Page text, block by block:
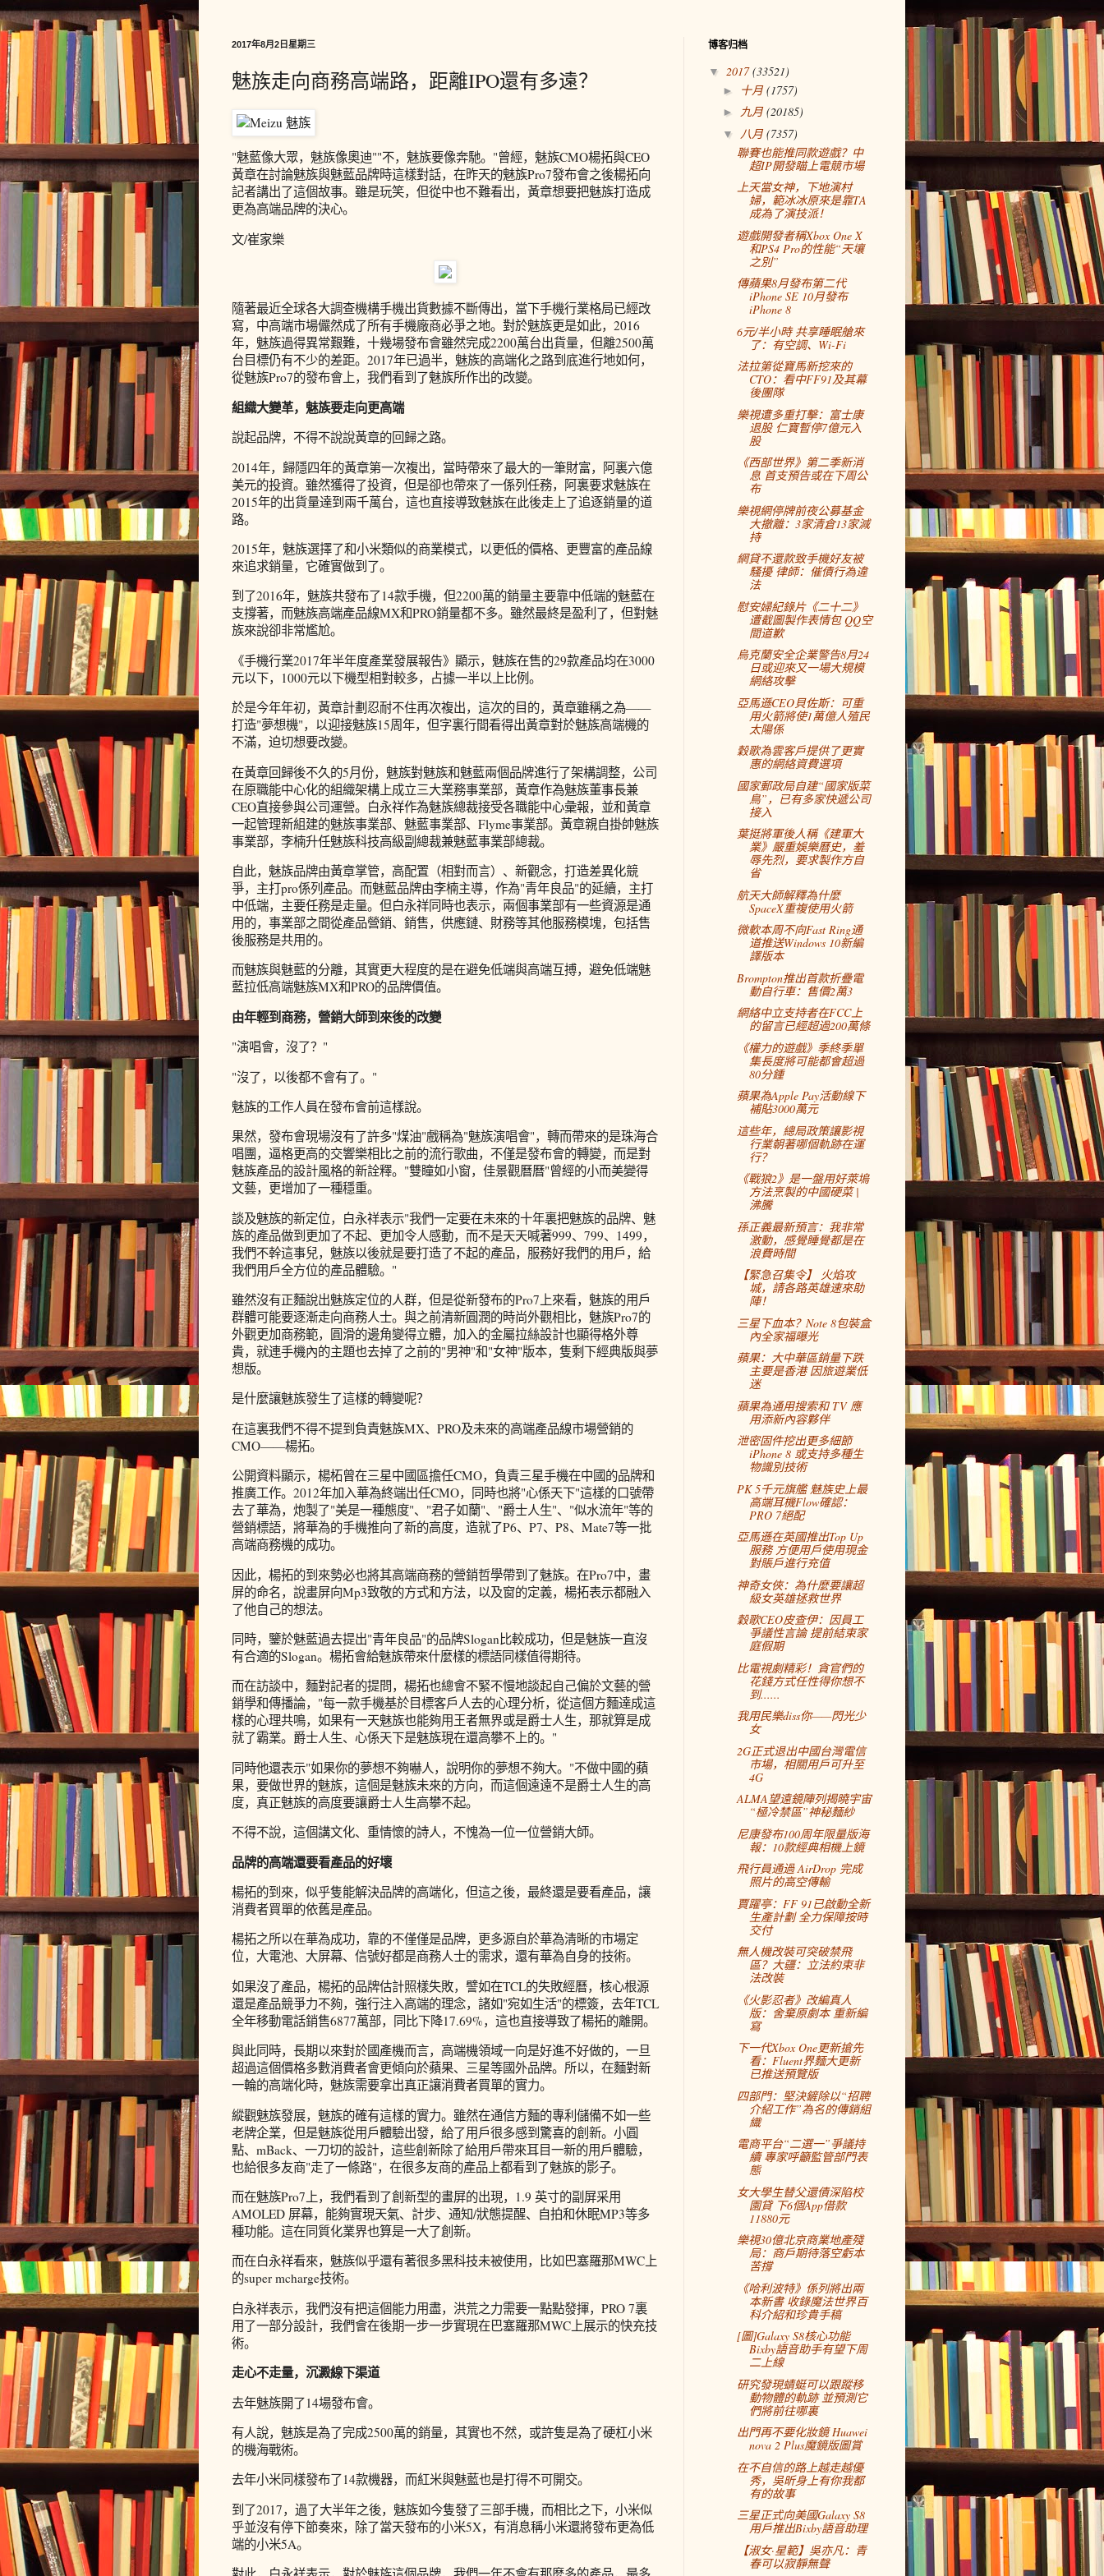
2017年8月2日星期三
魅族走向商務高端路，距離IPO還有多遠？
"魅藍像大眾，魅族像奧迪""不，魅族要像奔馳。"曾經，魅族CMO楊拓與CEO
黃章在討論魅族與魅藍品牌時這樣對話，在昨天的魅族Pro7發布會之後楊拓向
記者講出了這個故事。雖是玩笑，但從中也不難看出，黃章想要把魅族打造成
更為高端品牌的決心。
文/崔家樂
隨著最近全球各大調查機構手機出貨數據不斷傳出，當下手機行業格局已經改
寫，中高端市場儼然成了所有手機廠商必爭之地。對於魅族更是如此，2016
年，魅族過得異常艱難，十幾場發布會雖然完成2200萬台出貨量，但離2500萬
台目標仍有不少的差距。2017年已過半，魅族的高端化之路到底進行地如何，
從魅族Pro7的發布會上，我們看到了魅族所作出的改變。
組織大變革，魅族要走向更高端
說起品牌，不得不說說黃章的回歸之路。
2014年，歸隱四年的黃章第一次複出，當時帶來了最大的一筆財富，阿裏六億
美元的投資。雖然獲得了投資，但是卻也帶來了一係列任務，阿裏要求魅族在
2015年的出貨量達到兩千萬台，這也直接導致魅族在此後走上了追逐銷量的道
路。
2015年，魅族選擇了和小米類似的商業模式，以更低的價格、更豐富的產品線
來追求銷量，它確實做到了。
到了2016年，魅族共發布了14款手機，但2200萬的銷量主要靠中低端的魅藍在
支撐著，而魅族高端產品線MX和PRO銷量都不多。雖然最終是盈利了，但對魅
族來說卻非常尷尬。
《手機行業2017年半年度產業發展報告》顯示，魅族在售的29款產品均在3000
元以下，1000元以下機型相對較多，占據一半以上比例。
於是今年年初，黃章計劃忍耐不住再次複出，這次的目的，黃章雖稱之為——
打造"夢想機"，以迎接魅族15周年，但字裏行間看得出黃章對於魅族高端機的
不滿，迫切想要改變。
在黃章回歸後不久的5月份，魅族對魅族和魅藍兩個品牌進行了架構調整，公司
在原職能中心化的組織架構上成立三大業務事業部，黃章作為魅族董事長兼
CEO直接參與公司運營。白永祥作為魅族總裁接受各職能中心彙報，並和黃章
一起管理新組建的魅族事業部、魅藍事業部、Flyme事業部。黃章親自掛帥魅族
事業部，李楠升任魅族科技高級副總裁兼魅藍事業部總裁。
自此，魅族品牌由黃章掌管，高配置（相對而言）、新觀念，打造差異化競
爭，主打pro係列產品。而魅藍品牌由李楠主導，作為"青年良品"的延續，主打
中低端，主要任務是走量。但白永祥同時也表示，兩個事業部有一些資源是通
用的，事業部之間從產品營銷、銷售，供應鏈、財務等其他服務模塊，包括售
後服務是共用的。
而魅族與魅藍的分離，其實更大程度的是在避免低端與高端互搏，避免低端魅
藍拉低高端魅族MX和PRO的品牌價值。
由年輕到商務，營銷大師到來後的改變
"演唱會，沒了？"
"沒了，以後都不會有了。"
魅族的工作人員在發布會前這樣說。
果然，發布會現場沒有了許多"煤油"戲稱為"魅族演唱會"，轉而帶來的是珠海合
唱團，逼格更高的交響樂相比之前的流行歌曲，不僅是發布會的轉變，而是對
魅族產品的設計風格的新詮釋。"雙瞳如小窗，佳景觀曆曆"曾經的小而美變得
文藝，更增加了一種穩重。
談及魅族的新定位，白永祥表示"我們一定要在未來的十年裏把魅族的品牌、魅
族的產品做到更加了不起、更加令人感動，而不是天天喊著999、799、1499，
我們不幹這事兒，魅族以後就是要打造了不起的產品，服務好我們的用戶，給
我們用戶全方位的產品體驗。"
雖然沒有正麵說出魅族定位的人群，但是從新發布的Pro7上來看，魅族的用戶
群體可能要逐漸走向商務人士。與之前清新圓潤的時尚外觀相比，魅族Pro7的
外觀更加商務範，圓滑的邊角變得立體，加入的金屬拉絲設計也顯得格外尊
貴，就連手機內的主題也去掉了之前的"男神"和"女神"版本，隻剩下經典版與夢
想版。
是什麼讓魅族發生了這樣的轉變呢？
在這裏我們不得不提到負責魅族MX、PRO及未來的高端產品線市場營銷的
CMO——楊拓。
公開資料顯示，楊柘曾在三星中國區擔任CMO，負責三星手機在中國的品牌和
推廣工作。2012年加入華為終端出任CMO，同時也將"心係天下"這樣的口號帶
去了華為，炮製了"美是一種態度"、"君子如蘭"、"爵士人生"、"似水流年"等的
營銷標語，將華為的手機推向了新的高度，造就了P6、P7、P8、Mate7等一批
高端商務機的成功。
因此，楊拓的到來勢必也將其高端商務的營銷哲學帶到了魅族。在Pro7中，畫
屏的命名，說畫屏向Mp3致敬的方式和方法，以及窗的定義，楊拓表示都融入
了他自己的想法。
同時，鑒於魅藍過去提出"青年良品"的品牌Slogan比較成功，但是魅族一直沒
有合適的Slogan。楊拓會給魅族帶來什麼樣的標語同樣值得期待。
而在訪談中，麵對記者的提問，楊拓也總會不緊不慢地談起自己偏於文藝的營
銷學和傳播論，"每一款手機基於目標客戶人去的心理分析，從這個方麵達成這
樣的心理共鳴，如果有一天魅族也能夠用王者無界或是爵士人生，那就算是成
就了霸業。爵士人生、心係天下是魅族現在還高攀不上的。"
同時他還表示"如果你的夢想不夠嚇人，說明你的夢想不夠大。"不做中國的蘋
果，要做世界的魅族，這個是魅族未來的方向，而這個遠遠不是爵士人生的高
度，真正魅族的高度要讓爵士人生高攀不起。
不得不說，這個講文化、重情懷的詩人，不愧為一位一位營銷大師。
品牌的高端還要看產品的好壞
楊拓的到來，似乎隻能解決品牌的高端化，但這之後，最終還是要看產品，讓
消費者買單的依舊是產品。
楊拓之所以在華為成功，靠的不僅僅是品牌，更多源自於華為清晰的市場定
位，大電池、大屏幕、信號好都是商務人士的需求，還有華為自身的技術。
如果沒了產品，楊拓的品牌估計照樣失敗，譬如在TCL的失敗經曆，核心根源
還是產品競爭力不夠，強行注入高端的理念，諸如"宛如生活"的標簽，去年TCL
全年移動電話銷售6877萬部，同比下降17.69%，這也直接導致了楊拓的離開。
與此同時，長期以來對於國產機而言，高端機領域一向是好進不好做的，一旦
超過這個價格多數消費者會更傾向於蘋果、三星等國外品牌。所以，在麵對新
一輪的高端化時，魅族需要拿出真正讓消費者買單的實力。
縱觀魅族發展，魅族的確有這樣的實力。雖然在通信方麵的專利儲備不如一些
老牌企業，但是魅族從用戶體驗出發，給了用戶很多感到驚喜的創新。小圓
點、mBack、一刀切的設計，這些創新除了給用戶帶來耳目一新的用戶體驗，
也給很多友商"走了一條路"，在很多友商的產品上都看到了魅族的影子。
而在魅族Pro7上，我們看到了創新型的畫屏的出現，1.9 英寸的副屏采用
AMOLED 屏幕，能夠實現天氣、計步、通知/狀態提醒、自拍和休眠MP3等多
種功能。這在同質化業界也算是一大了創新。
而在白永祥看來，魅族似乎還有著很多黑科技未被使用，比如巴塞羅那MWC上
的super mcharge技術。
白永祥表示，我們沒有把這個能力用盡，洪荒之力需要一點點發揮，PRO 7裏
用了一部分設計，我們會在後期一步一步實現在巴塞羅那MWC上展示的快充技
術。
走心不走量，沉澱線下渠道
去年魅族開了14場發布會。
有人說，魅族是為了完成2500萬的銷量，其實也不然，或許隻是為了硬杠小米
的機海戰術。
去年小米同樣發布了14款機器，而紅米與魅藍也是打得不可開交。
到了2017，過了大半年之後，魅族如今隻發了三部手機，而相比之下，小米似
乎並沒有停下節奏來，除了當天發布的小米5X，有消息稱小米還將發布更為低
端的小米5A。
博客归档
▼ 2017(33521)
► 十月(1757)
► 九月(20185)
▼ 八月(7357)
聯賽也能推同款遊戲？中
超IP開發瞄上電競市場
上天當女神，下地演村
婦，範冰冰原來是靠TA
成為了演技派！
遊戲開發者稱Xbox One X
和PS4 Pro的性能“天壤
之別”
傳蘋果8月發布第二代
iPhone SE 10月發布
iPhone 8
6元/半小時 共享睡眠艙來
了：有空調、Wi-Fi
法拉第從寶馬新挖來的
CTO：看中FF91及其幕
後團隊
樂視遭多重打擊：富士康
退股 仁寶暫停7億元入
股
《西部世界》第二季新消
息 首支預告或在下周公
布
樂視網停牌前夜公募基金
大撤離：3家清倉13家減
持
網貸不還款致手機好友被
騷擾 律師：催債行為違
法
慰安婦紀錄片《二十二》
遭截圖製作表情包 QQ空
間道歉
烏克蘭安全企業警告8月24
日或迎來又一場大規模
網絡攻擊
亞馬遜CEO貝佐斯：可重
用火箭將使1萬億人殖民
太陽係
穀歌為雲客戶提供了更實
惠的網絡資費選項
國家郵政局自建“國家版菜
鳥”，已有多家快遞公司
接入
葉挺將軍後人稱《建軍大
業》嚴重娛樂曆史，羞
辱先烈，要求製作方自
省
航天大師解釋為什麼
SpaceX重複使用火箭
微軟本周不向Fast Ring通
道推送Windows 10新編
譯版本
Brompton推出首款折疊電
動自行車：售價2萬3
網絡中立支持者在FCC上
的留言已經超過200萬條
《權力的遊戲》季終季單
集長度將可能都會超過
80分鍾
蘋果為Apple Pay活動線下
補貼3000萬元
這些年，總局政策讓影視
行業朝著哪個軌跡在運
行？
《戰狼2》是一盤用好萊塢
方法烹製的中國硬菜 |
沸騰
孫正義最新預言：我非常
激動，感覺睡覺都是在
浪費時間
【緊急召集令】 火焰攻
城，請各路英雄速來助
陣！
三星下血本？Note 8包裝盒
內全家福曝光
蘋果：大中華區銷量下跌
主要是香港 因旅遊業低
迷
蘋果為通用搜索和 TV 應
用添新內容夥伴
泄密固件挖出更多細節
iPhone 8 或支持多種生
物識別技術
PK 5千元旗艦 魅族史上最
高端耳機Flow確認：
PRO 7絕配
亞馬遜在英國推出Top Up
服務 方便用戶使用現金
對賬戶進行充值
神奇女俠：為什麼要讓超
級女英雄拯救世界
穀歌CEO皮查伊：因員工
爭議性言論 提前結束家
庭假期
比電視劇精彩！貪官們的
花錢方式任性得你想不
到......
我用民樂diss你——閃光少
女
2G正式退出中國台灣電信
市場，相關用戶可升至
4G
ALMA望遠鏡陣列揭曉宇宙
“極冷禁區”神秘麵紗
尼康發布100周年限量版海
報：10款經典相機上鏡
飛行員通過 AirDrop 完成
照片的高空傳輸
賈躍亭：FF 91已啟動全新
生產計劃 全力保障按時
交付
無人機改裝可突破禁飛
區？大疆：立法約束非
法改裝
《火影忍者》改編真人
版：舍棄原劇本 重新編
寫
下一代Xbox One更新搶先
看：Fluent界麵大更新
已推送預覽版
四部門：堅決鏟除以“招聘
介紹工作”為名的傳銷組
織
電商平台“二選一”爭議持
續 專家呼籲監管部門表
態
女大學生替父還債深陷校
園貸 下6個App借款
11880元
樂視30億北京商業地產殘
局：商戶期待落空虧本
苦撐
《哈利波特》係列將出兩
本新書 收錄魔法世界百
科介紹和珍貴手稿
[圖]Galaxy S8核心功能
Bixby語音助手有望下周
二上線
研究發現蜻蜓可以跟蹤移
動物體的軌跡 並預測它
們將前往哪裏
出門再不要化妝鏡 Huawei
nova 2 Plus魔鏡版圖賞
在不自信的路上越走越優
秀，吳昕身上有你我都
有的故事
三星正式向美國Galaxy S8
用戶推出Bixby語音助理
【淑女·星範】吳亦凡：青
春可以寂靜無聲